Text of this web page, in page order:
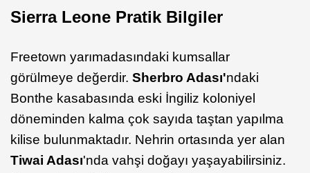
Sierra Leone Pratik Bilgiler
Freetown yarımadasındaki kumsallar
görülmeye değerdir. Sherbro Adası'ndaki
Bonthe kasabasında eski İngiliz koloniyel
döneminden kalma çok sayıda taştan yapılma
kilise bulunmaktadır. Nehrin ortasında yer alan
Tiwai Adası'nda vahşi doğayı yaşayabilirsiniz.